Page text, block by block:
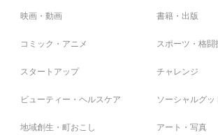
はじめまして 芸歴10年目のしぐまです！
芸人を初めた時は「モテたい」「面白い事したい」只々
映画・動画 書籍・出版
コミック・アニメ スポーツ・格闘
スタートアップ チャレンジ
ビューティー・ヘルスケア ソーシャルグッ
地域創生・町おこし アート・写真